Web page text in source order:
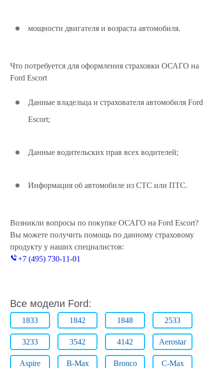
мощности двигателя и возраста автомобиля.
Что потребуется для оформления страховки ОСАГО на
Ford Escort
Данные владельца и страхователя автомобиля Ford
Escort;
Данные водительских прав всех водителей;
Информация об автомобиле из СТС или ПТС.
Возникли вопросы по покупке ОСАГО на Ford Escort?
Вы можете получить помощь по данному страховому
продукту у наших специалистов:
+7 (495) 730-11-01
Все модели Ford:
1833 1842 1848 2533
3233 3542 4142 Aerostar
Aspire B-Max Bronco C-Max